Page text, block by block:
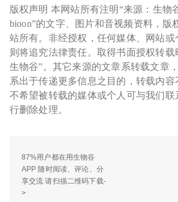
版权声明 本网站所有注明“来源：生物
bioon”的文字、图片和音视频资料，版
站所有。非经授权，任何媒体、网站
则将追究法律责任。取得书面授权转载
生物谷”。其它来源的文章系转载文章
系出于传递更多信息之目的，转载内容
不希望被转载的媒体或个人可与我们联
行删除处理。
87%用户都在用生物谷
APP 随时阅读、评论、分
享交流 请扫描二维码下载-
>